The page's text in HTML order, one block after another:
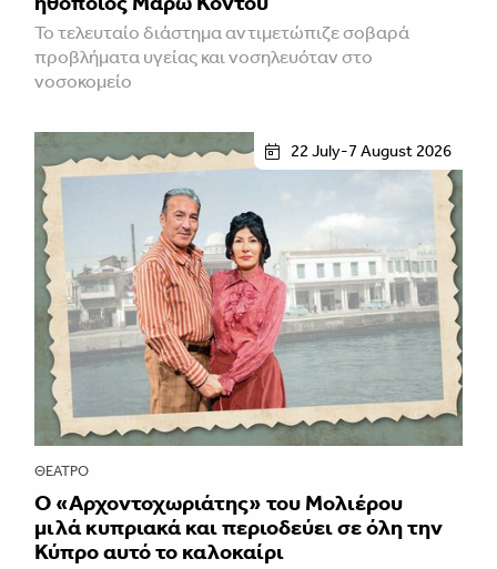
Το τελευταίο διάστημα αντιμετώπιζε σοβαρά
προβλήματα υγείας και νοσηλευόταν στο
νοσοκομείο
22 July-7 August 2026
ΘΈΑΤΡΟ
Ο «Αρχοντοχωριάτης» του Μολιέρου
μιλά κυπριακά και περιοδεύει σε όλη την
Κύπρο αυτό το καλοκαίρι